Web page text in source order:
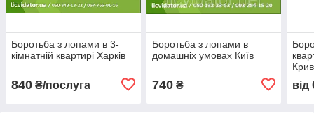
Боротьба з лопами в 3-
кімнатній квартирі Харків
840 ₴/послуга
Боротьба з лопами в
домашніх умовах Київ
740₴ від